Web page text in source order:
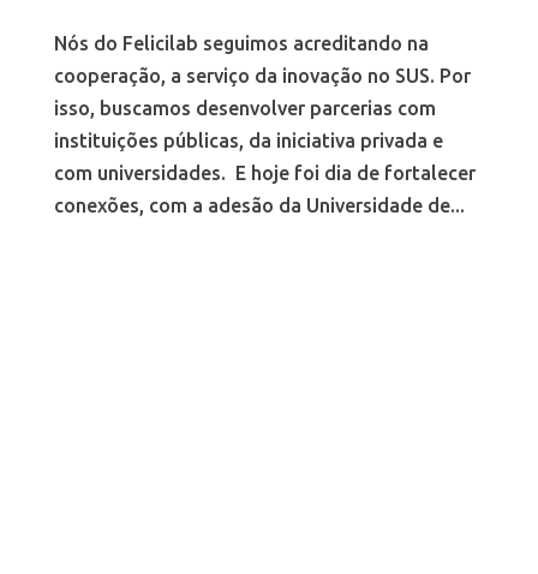
Nós do Felicilab seguimos acreditando na
cooperação, a serviço da inovação no SUS. Por
isso, buscamos desenvolver parcerias com
instituições públicas, da iniciativa privada e
com universidades. E hoje foi dia de fortalecer
conexões, com a adesão da Universidade de...